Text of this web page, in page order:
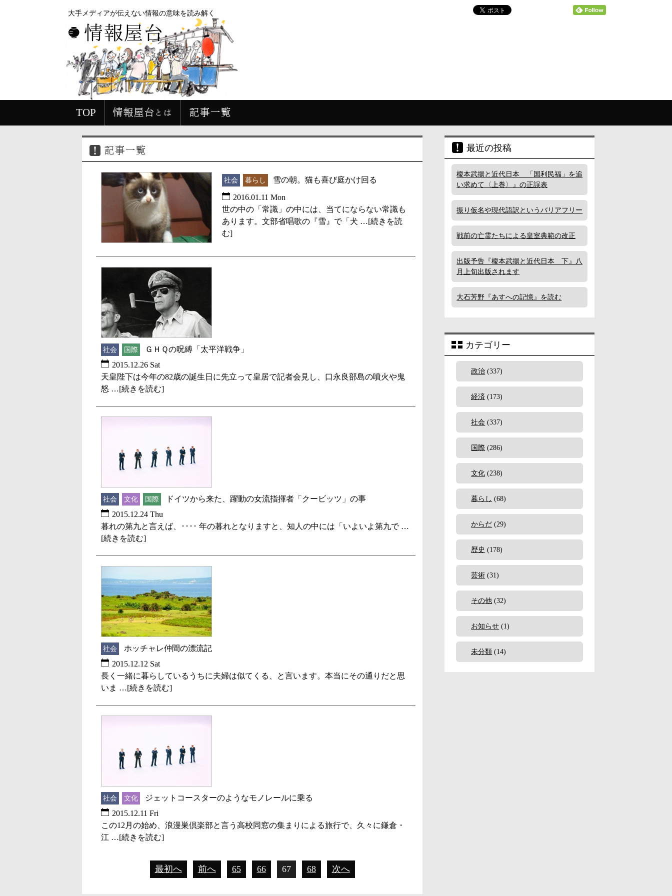
大手メディアが伝えない情報の意味を読み解く
情報屋台
TOP 情報屋台とは 記事一覧
記事一覧
社会 暮らし 雪の朝。猫も喜び庭かけ回る
2016.01.11 Mon
世の中の「常識」の中には、当てにならない常識も
あります。文部省唱歌の『雪』で「犬 …[続きを読
む]
社会 国際
ＧＨＱの呪縛「太平洋戦争」
2015.12.26 Sat
天皇陛下は今年の82歳の誕生日に先立って皇居で記者会見し、口永良部島の噴火や鬼
怒 …[続きを読む]
社会 文化 国際
ドイツから来た、躍動の女流指揮者「クービッツ」の事
2015.12.24 Thu
暮れの第九と言えば、････ 年の暮れとなりますと、知人の中には「いよいよ第九で …
[続きを読む]
社会
ホッチャレ仲間の漂流記
2015.12.12 Sat
長く一緒に暮らしているうちに夫婦は似てくる、と言います。本当にその通りだと思
いま …[続きを読む]
社会 文化
ジェットコースターのようなモノレールに乗る
2015.12.11 Fri
この12月の始め、浪漫巣倶楽部と言う高校同窓の集まりによる旅行で、久々に鎌倉・
江 …[続きを読む]
最初へ 前へ 65 66 67 68 次へ
最近の投稿
榎本武揚と近代日本 「国利民福」を追
い求めて〈上巻〉』の正誤表
振り仮名や現代語訳というバリアフリー
戦前の亡霊たちによる皇室典範の改正
出版予告『榎本武揚と近代日本 下』八
月上旬出版されます
大石芳野『あすへの記憶』を読む
カテゴリー
政治 (337)
経済 (173)
社会 (337)
国際 (286)
文化 (238)
暮らし (68)
からだ (29)
歴史 (178)
芸術 (31)
その他 (32)
お知らせ (1)
未分類 (14)